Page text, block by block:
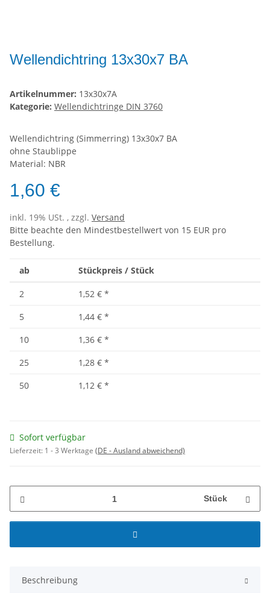
Wellendichtring 13x30x7 BA
Artikelnummer: 13x30x7A
Kategorie: Wellendichtringe DIN 3760
Wellendichtring (Simmerring) 13x30x7 BA
ohne Staublippe
Material: NBR
1,60 €
inkl. 19% USt. , zzgl. Versand
Bitte beachte den Mindestbestellwert von 15 EUR pro
Bestellung.
ab Stückpreis / Stück
2 1,52 € *
5
1,44 € *
10
1,36 € *
25
1,28 € *
50
1,12 € *
Sofort verfügbar
Lieferzeit: 1 - 3 Werktage (DE - Ausland abweichend)
Stück
Beschreibung